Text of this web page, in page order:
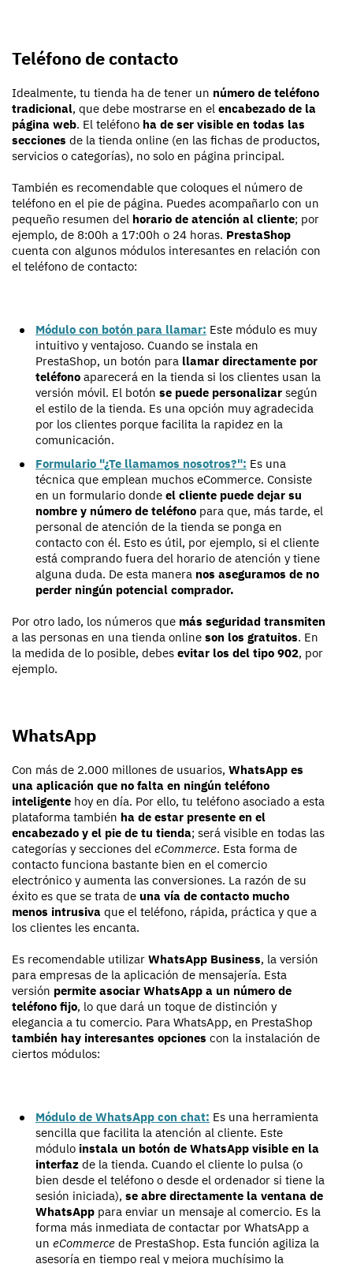
Teléfono de contacto
Idealmente, tu tienda ha de tener un número de teléfono
tradicional, que debe mostrarse en el encabezado de la
página web. El teléfono ha de ser visible en todas las
secciones de la tienda online (en las fichas de productos,
servicios o categorías), no solo en página principal.
También es recomendable que coloques el número de
teléfono en el pie de página. Puedes acompañarlo con un
pequeño resumen del horario de atención al cliente; por
ejemplo, de 8:00h a 17:00h o 24 horas. PrestaShop
cuenta con algunos módulos interesantes en relación con
el teléfono de contacto:
Módulo con botón para llamar: Este módulo es muy
intuitivo y ventajoso. Cuando se instala en
PrestaShop, un botón para llamar directamente por
teléfono aparecerá en la tienda si los clientes usan la
versión móvil. El botón se puede personalizar según
el estilo de la tienda. Es una opción muy agradecida
por los clientes porque facilita la rapidez en la
comunicación.
Formulario "¿Te llamamos nosotros?": Es una
técnica que emplean muchos eCommerce. Consiste
en un formulario donde el cliente puede dejar su
nombre y número de teléfono para que, más tarde, el
personal de atención de la tienda se ponga en
contacto con él. Esto es útil, por ejemplo, si el cliente
está comprando fuera del horario de atención y tiene
alguna duda. De esta manera nos aseguramos de no
perder ningún potencial comprador.
Por otro lado, los números que más seguridad transmiten
a las personas en una tienda online son los gratuitos. En
la medida de lo posible, debes evitar los del tipo 902, por
ejemplo.
WhatsApp
Con más de 2.000 millones de usuarios, WhatsApp es
una aplicación que no falta en ningún teléfono
inteligente hoy en día. Por ello, tu teléfono asociado a esta
plataforma también ha de estar presente en el
encabezado y el pie de tu tienda; será visible en todas las
categorías y secciones del eCommerce. Esta forma de
contacto funciona bastante bien en el comercio
electrónico y aumenta las conversiones. La razón de su
éxito es que se trata de una vía de contacto mucho
menos intrusiva que el teléfono, rápida, práctica y que a
los clientes les encanta.
Es recomendable utilizar WhatsApp Business, la versión
para empresas de la aplicación de mensajería. Esta
versión permite asociar WhatsApp a un número de
teléfono fijo, lo que dará un toque de distinción y
elegancia a tu comercio. Para WhatsApp, en PrestaShop
también hay interesantes opciones con la instalación de
ciertos módulos:
Módulo de WhatsApp con chat: Es una herramienta
sencilla que facilita la atención al cliente. Este
módulo instala un botón de WhatsApp visible en la
interfaz de la tienda. Cuando el cliente lo pulsa (o
bien desde el teléfono o desde el ordenador si tiene la
sesión iniciada), se abre directamente la ventana de
WhatsApp para enviar un mensaje al comercio. Es la
forma más inmediata de contactar por WhatsApp a
un eCommerce de PrestaShop. Esta función agiliza la
asesoría en tiempo real y mejora muchísimo la